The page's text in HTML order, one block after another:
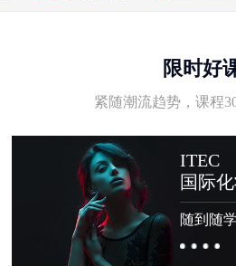
限时好
紧随潮流趋势，课程
ITEC
国际
随到随学